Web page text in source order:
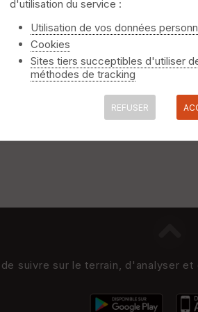
suivre sur le terrain, d'analyser
d'utilisation du service :
Utilisation de vos données
Cookies
Sites tiers succeptibles d'utiliser
méthodes de tracking
REFUSER